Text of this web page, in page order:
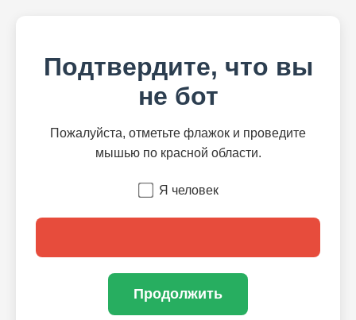
Подтвердите, что вы
не бот
Пожалуйста, отметьте флажок и проведите
мышью по красной области.
Я человек
Продолжить